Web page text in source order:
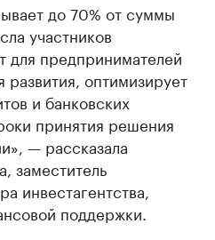
до 70% от суммы
участников
предпринимателей
оптимизирует
и банковских
принятия решения
— рассказала
заместитель
инвестагентства,
поддержки.